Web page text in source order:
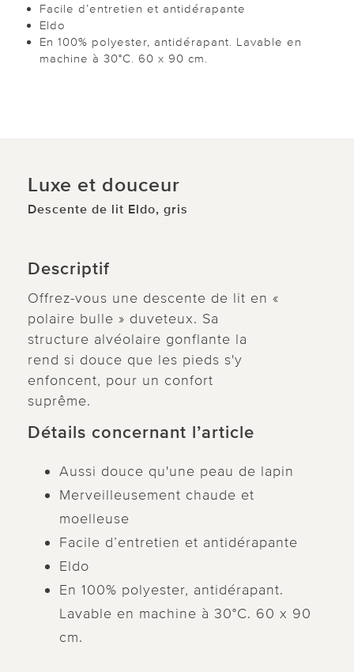
Facile d’entretien et antidérapante
Eldo
En 100% polyester, antidérapant. Lavable en
machine à 30°C. 60 x 90 cm.
Luxe et douceur
Descente de lit Eldo, gris
Descriptif
Offrez-vous une descente de lit en «
polaire bulle » duveteux. Sa
structure alvéolaire gonflante la
rend si douce que les pieds s'y
enfoncent, pour un confort
suprême.
Détails concernant l’article
Aussi douce qu'une peau de lapin
Merveilleusement chaude et
moelleuse
Facile d’entretien et antidérapante
Eldo
En 100% polyester, antidérapant.
Lavable en machine à 30°C. 60 x 90
cm.